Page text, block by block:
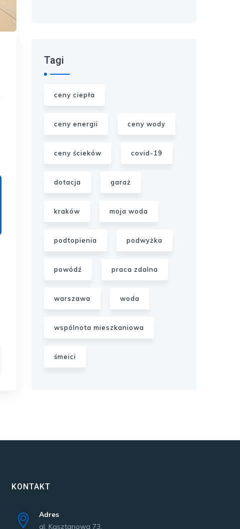
Tagi
ceny ciepła
ceny energii ceny wody
ceny ścieków covid-19
dotacja garaż
kraków moja woda
podtopienia podwyżka
powódź praca zdalna
warszawa woda
wspólnota mieszkaniowa
śmeici
KONTAKT
Adres
al. Kasztanowa 73,